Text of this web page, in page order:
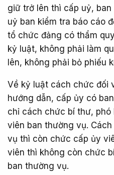
giữ trở lên thì cấp uỷ,
uỷ ban kiểm tra báo cáo
tổ chức đảng có thẩm
kỷ luật, không phải làm
lên, không phải bỏ phiếu
Về kỷ luật cách chức đối
hướng dẫn, cấp ủy có
chỉ cách chức bí thư,
viên ban thường vụ.
vụ thì còn chức cấp ủy
viên thì không còn chức
ban thường vụ.